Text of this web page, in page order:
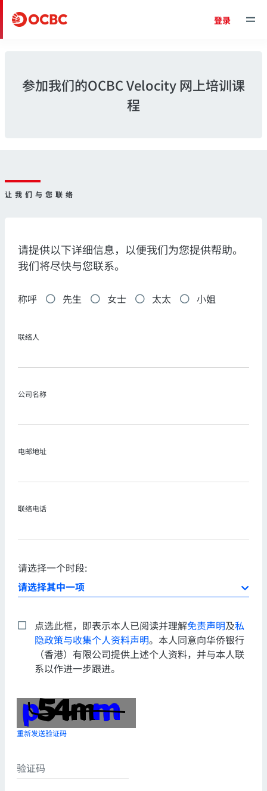
登录
参加我们的OCBC Velocity 网上培训课
程
让我们与您联络
请提供以下详细信息，以便我们为您提供帮助。
我们将尽快与您联系。
称呼 先生 女士 太太 小姐
联络人
公司名称
电邮地址
联络电话
请选择一个时段:
点选此框，即表示本人已阅读并理解免责声明及私
隐政策与收集个人资料声明。本人同意向华侨银行
（香港）有限公司提供上述个人资料，并与本人联
系以作进一步跟进。
重新发送验证码